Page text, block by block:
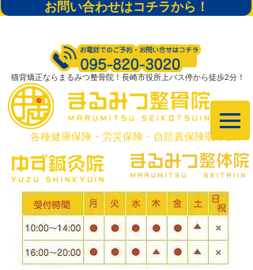
お問い合わせはコチラから！
猫背矯正ならまるみつ整骨院！長崎市役所上バス停から徒歩2分！
​各種健康保険・労災保険・自賠責保険取り扱い